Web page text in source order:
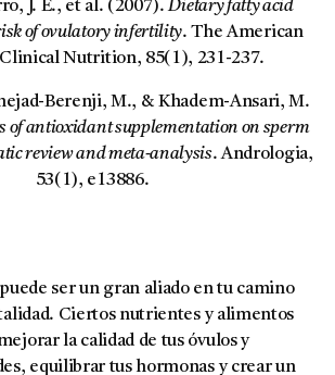
J. E., et al. (2007).Dietary fatty acid
of ovulatory infertility. The American
Clinical Nutrition, 85(1), 231-237.
Berenji, M., & Khadem-Ansari, M.
of antioxidant supplementation on sperm
review and meta-analysis. Andrologia,
53(1), e13886.
ser un gran aliado en tu camino
Ciertos nutrientes y alimentos
la calidad de tus óvulos y
equilibrar tus hormonas y crear un